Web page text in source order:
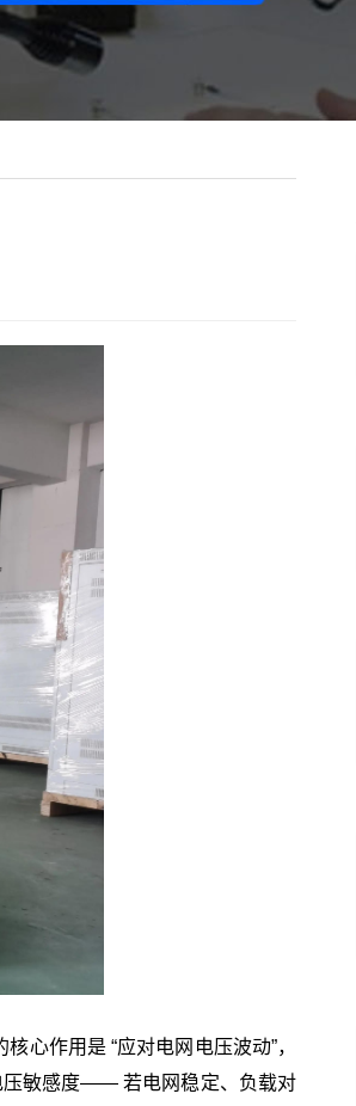
心作用是 “应对电网电压波动”，
压敏感度—— 若电网稳定、负载对